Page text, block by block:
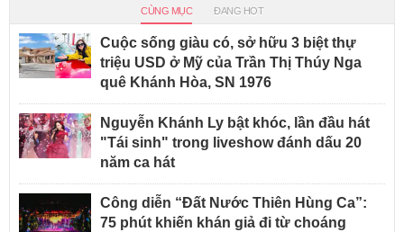
CÙNG MỤC ĐANG HOT
Cuộc sống giàu có, sở hữu 3 biệt thự
triệu USD ở Mỹ của Trần Thị Thúy Nga
quê Khánh Hòa, SN 1976
Nguyễn Khánh Ly bật khóc, lần đầu hát
"Tái sinh" trong liveshow đánh dấu 20
năm ca hát
Công diễn “Đất Nước Thiên Hùng Ca”:
75 phút khiến khán giả đi từ choáng